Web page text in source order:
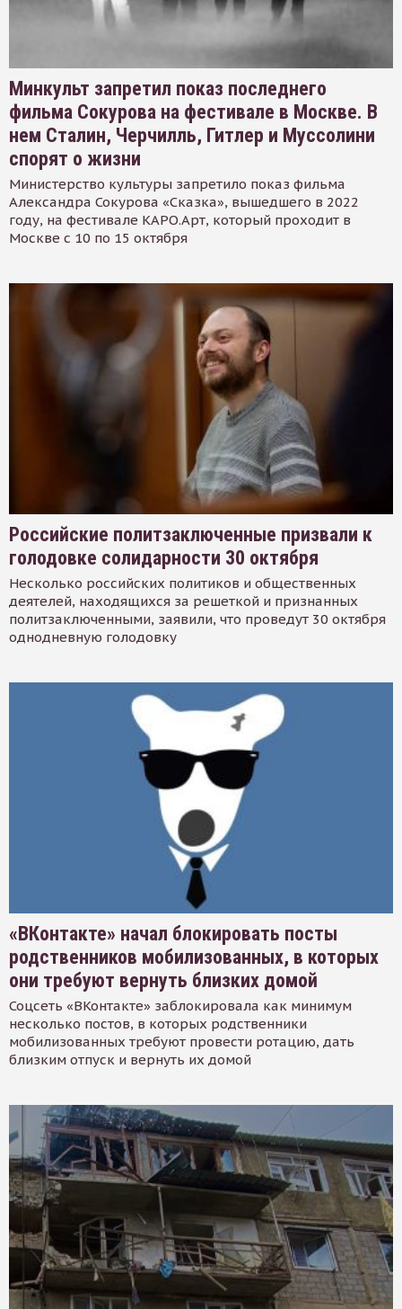
Минкульт запретил показ последнего
фильма Сокурова на фестивале в Москве. В
нем Сталин, Черчилль, Гитлер и Муссолини
спорят о жизни
Министерство культуры запретило показ фильма
Александра Сокурова «Сказка», вышедшего в 2022
году, на фестивале КАРО.Арт, который проходит в
Москве с 10 по 15 октября
Российские политзаключенные призвали к
голодовке солидарности 30 октября
Несколько российских политиков и общественных
деятелей, находящихся за решеткой и признанных
политзаключенными, заявили, что проведут 30 октября
однодневную голодовку
«ВКонтакте» начал блокировать посты
родственников мобилизованных, в которых
они требуют вернуть близких домой
Соцсеть «ВКонтакте» заблокировала как минимум
несколько постов, в которых родственники
мобилизованных требуют провести ротацию, дать
близким отпуск и вернуть их домой